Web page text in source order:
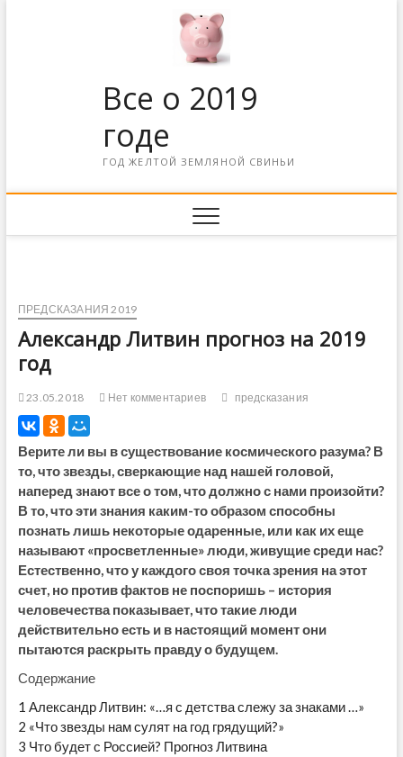
Все о 2019
годе
ГОД ЖЕЛТОЙ ЗЕМЛЯНОЙ СВИНЬИ
ПРЕДСКАЗАНИЯ 2019
Александр Литвин прогноз на 2019
год
23.05.2018 Нет комментариев предсказания
Верите ли вы в существование космического разума? В
то, что звезды, сверкающие над нашей головой,
наперед знают все о том, что должно с нами произойти?
В то, что эти знания каким-то образом способны
познать лишь некоторые одаренные, или как их еще
называют «просветленные» люди, живущие среди нас?
Естественно, что у каждого своя точка зрения на этот
счет, но против фактов не поспоришь – история
человечества показывает, что такие люди
действительно есть и в настоящий момент они
пытаются раскрыть правду о будущем.
Содержание
1 Александр Литвин: «…я с детства слежу за знаками …»
2 «Что звезды нам сулят на год грядущий?»
3 Что будет с Россией? Прогноз Литвина